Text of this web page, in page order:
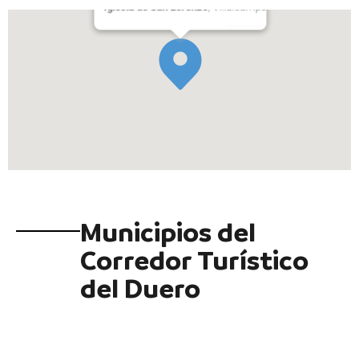
Iglesia de San Lorenzo, Villalcampo
Municipios del
Corredor Turístico
del Duero